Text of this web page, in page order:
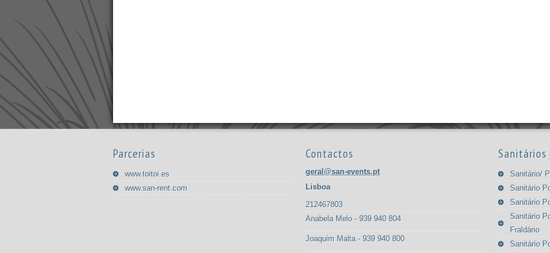
Parcerias
www.toitoi.es
www.san-rent.com
Contactos
geral@san-events.pt
Lisboa
212467803
Anabela Melo - 939 940 804
Joaquim Malta - 939 940 800
Sanitários
Sanitário/
Sanitário
Sanitário
Sanitário
Fraldário
Sanitário